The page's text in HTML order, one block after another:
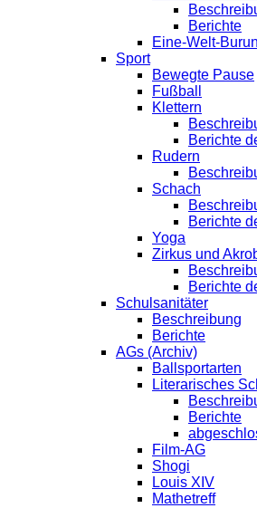
Berichte
Eine-Welt-
Sport
Bewegte Pause
Fußball
Klettern
Berichte
Rudern
Schach
Berichte
Yoga
Zirkus und
Berichte
Schulsanitäter
Beschreibung
Berichte
AGs (Archiv)
Ballsportarten
Literarisches
Berichte
Film-AG
Shogi
Louis XIV
Mathetreff